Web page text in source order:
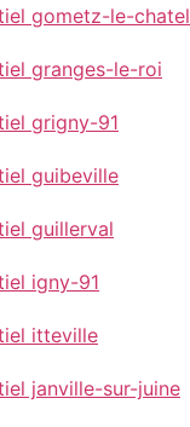
gometz-le-chatel
granges-le-roi
grigny-91
guibeville
guillerval
igny-91
itteville
janville-sur-juine